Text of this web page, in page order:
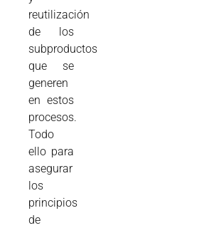
reutilización
de los
subproductos
que se
generen
en estos
procesos.
Todo
ello para
asegurar
los
principios
de